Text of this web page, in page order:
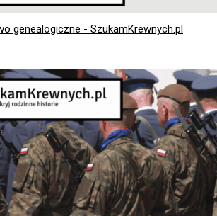
genealogiczne - SzukamKrewnych.pl